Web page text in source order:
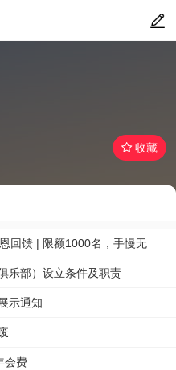
收藏
回馈 | 限额1000名，手慢无
乐部）设立条件及职责
示通知
会费